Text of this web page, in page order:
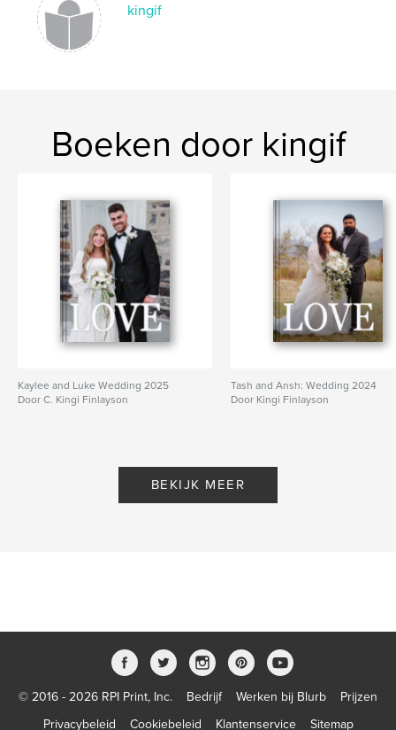
kingif
Boeken door kingif
Kaylee and Luke Wedding 2025
Door C. Kingi Finlayson
Tash and Ansh: Wedding 2024
Door Kingi Finlayson
BEKIJK MEER
© 2016 - 2026 RPI Print, Inc. Bedrijf Werken bij Blurb
Prijzen
Privacybeleid
Cookiebeleid Klantenservice Sitemap